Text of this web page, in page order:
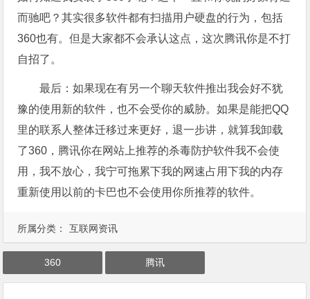
而驰吧？其实很多软件都有扫描用户硬盘的行为，包括
360也有。但是大家都不会承认这点，这次腾讯你是不打
自招了。
最后：如果现在有另一个聊天软件推出我会好不犹
豫的使用新的软件，也不会受你的威胁。如果是能把QQ
里的联系人整体迁移过来更好，退一步讲，就算我卸载
了360，腾讯你在网站上推荐的杀毒防护软件我不会使
用，我不放心，我宁可拖累下我的网速占用下我的内存
重新使用以前的卡巴也不会使用你所推荐的软件。
所属分类： 互联网资讯
360 腾讯